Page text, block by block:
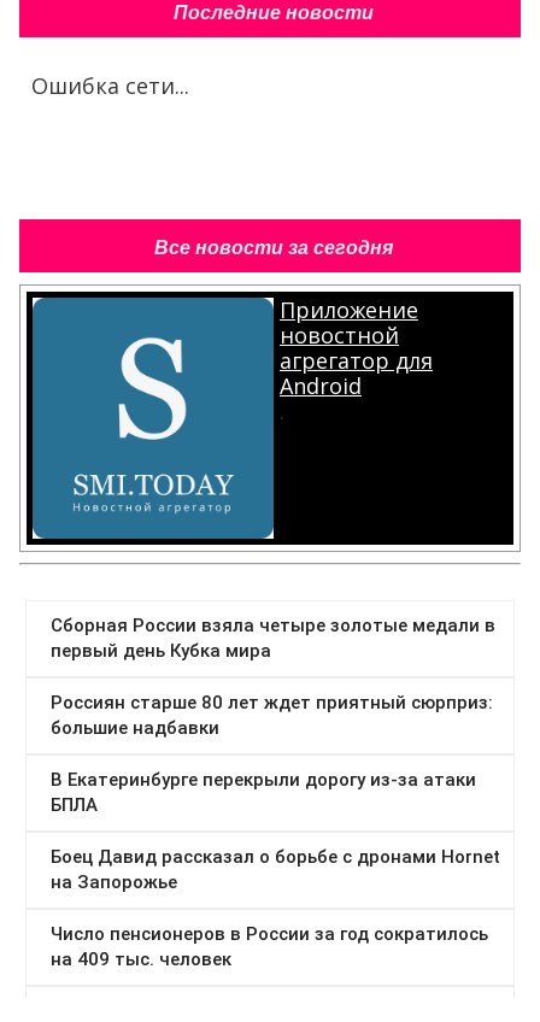
Последние новости
Ошибка сети...
Все новости за сегодня
Приложение
новостной
агрегатор для
Android
.